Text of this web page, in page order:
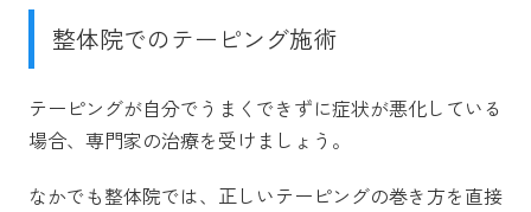
整体院でのテーピング施術
テーピングが自分でうまくできずに症状が悪化している
場合、専門家の治療を受けましょう。
なかでも整体院では、正しいテーピングの巻き方を直接